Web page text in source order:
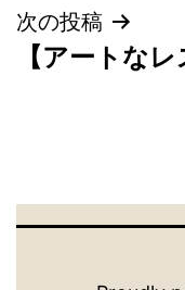
ナ
ビ
シ
次の投稿
【アートなレ